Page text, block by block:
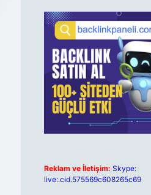
Reklam ve İletişim: Skype:
live:.cid.575569c608265c69